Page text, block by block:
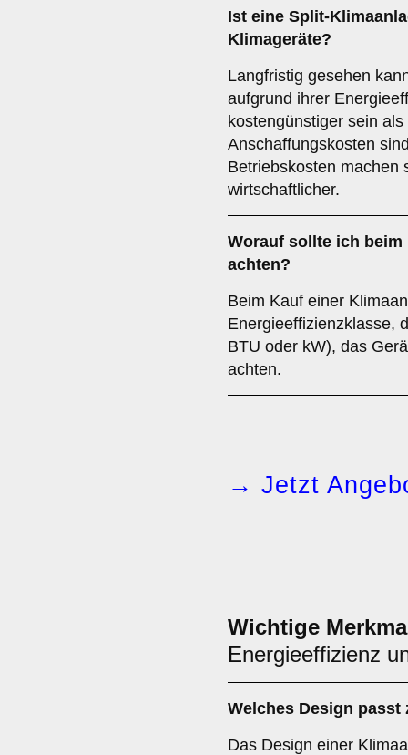
Ist eine Split-
Klimageräte?
Langfristig gesehen
aufgrund ihrer
kostengünstiger sein
Anschaffungskosten
Betriebskosten machen
wirtschaftlicher.
Worauf sollte ich
achten?
Beim Kauf einer
Energieeffizienzklasse,
BTU oder kW), das
achten.
→ Jetzt
Wichtige
Energieeffizienz
Welches Design passt
Das Design einer